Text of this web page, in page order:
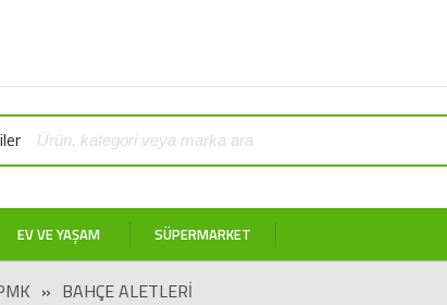
EV VE YAŞAM SÜPERMARKET
» BAHÇE ALETLERI